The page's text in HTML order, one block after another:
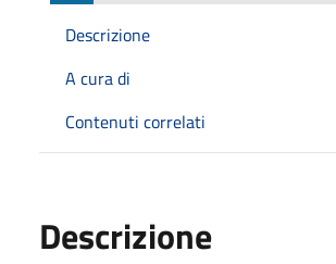
Descrizione
A cura di
Contenuti correlati
Descrizione